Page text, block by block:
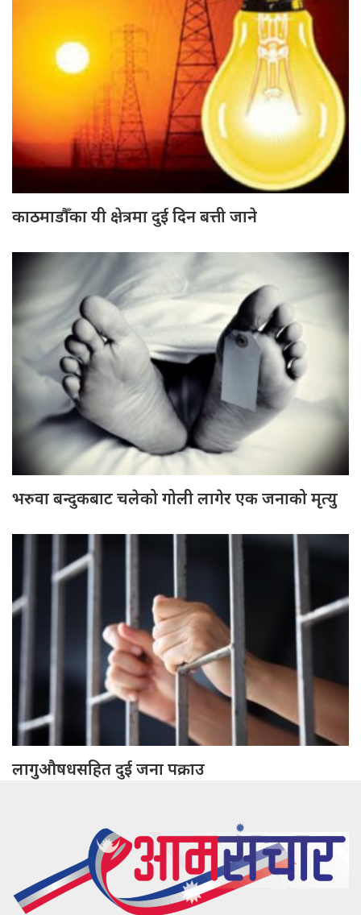
काठमाडौँका यी क्षेत्रमा दुई दिन बत्ती जाने
भरुवा बन्दुकबाट चलेको गोली लागेर एक जनाको मृत्यु
लागुऔषधसहित दुई जना पक्राउ